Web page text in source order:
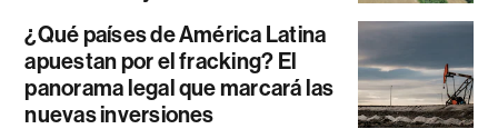
¿Qué países de América Latina
apuestan por el fracking? El
panorama legal que marcará las
nuevas inversiones